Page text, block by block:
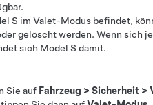
S im Valet-Modus befindet,
gelöscht werden. Wenn sich
sich Model S damit.
Sie auf Fahrzeug > Sicherheit >